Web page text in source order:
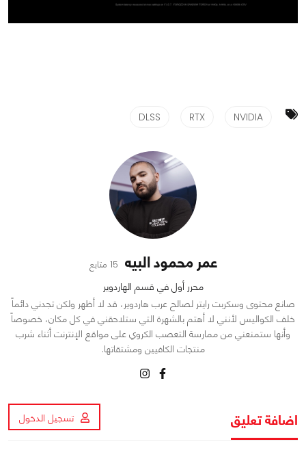
NVIDIA
RTX
DLSS
عمر محمود البيه 15 متابع
محرر أول في قسم الهاردوير
صانع محتوى وسكربت رايتر لصالح عرب هاردوير، قد لا أظهر ولكن تجدني دائماً
خلف الكواليس لأنني لا أهتم بالشهرة التي ستلاحقني في كل مكان، خصوصاً
وأنها ستمنعني من ممارسة التعصب الكروي على مواقع الإنترنت أثناء شرب
منتجات الكافيين ومشتقاتها.
اضافة تعليق تسجيل الدخول